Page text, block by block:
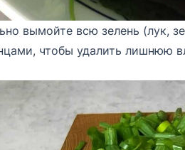
вымойте всю зелень (лук,
чтобы удалить лишнюю